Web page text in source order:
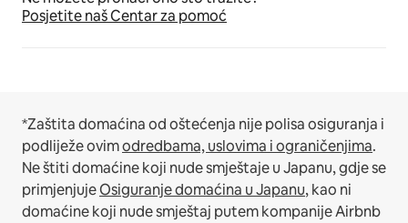
Posjetite naš Centar za pomoć
*Zaštita domaćina od oštećenja nije polisa osiguranja i
podliježe ovimodredbama, uslovima i ograničenjima.
Ne štiti domaćine koji nude smještaje u Japanu, gdje se
primjenjujeOsiguranje domaćina u Japanu, kao ni
domaćine koji nude smještaj putem kompanije Airbnb